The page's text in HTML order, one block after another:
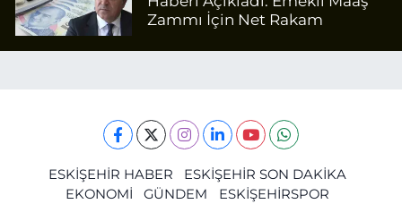
Zammı İçin Net Rakam
ESKİŞEHİR HABER
ESKİŞEHİR SON DAKİKA
EKONOMİ
GÜNDEM
ESKİŞEHİRSPOR